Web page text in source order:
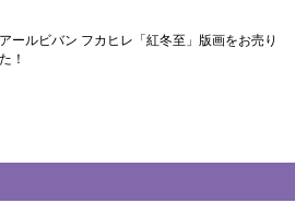
ールビバン フカヒレ「紅冬至」版画をお売り
！